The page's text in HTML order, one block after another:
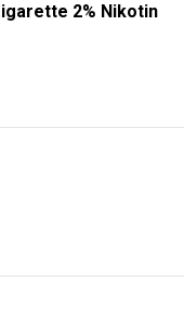
2% Nikotin